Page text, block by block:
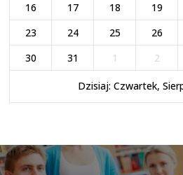
16
17 18 19
23
24 25 26
30
31 1 2
Dzisiaj: Czwartek,